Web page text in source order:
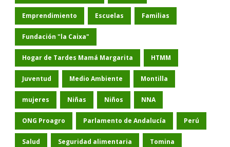
Emprendimiento Escuelas Familias
Fundación "la Caixa"
Hogar de Tardes Mamá Margarita HTMM
Juventud Medio Ambiente Montilla
mujeres Niñas Niños NNA
ONG Proagro Parlamento de Andalucía Perú
Salud Seguridad alimentaria Tomina